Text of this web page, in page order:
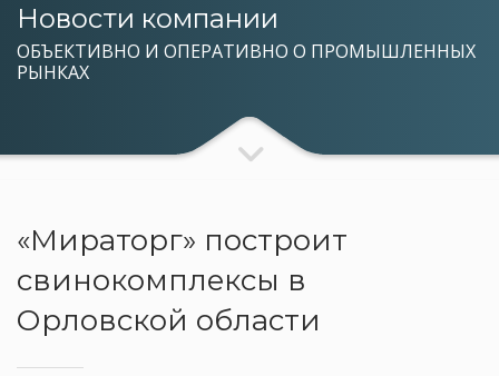
Новости компании
ОБЪЕКТИВНО И ОПЕРАТИВНО О ПРОМЫШЛЕННЫХ
РЫНКАХ
«Мираторг» построит
свинокомплексы в
Орловской области